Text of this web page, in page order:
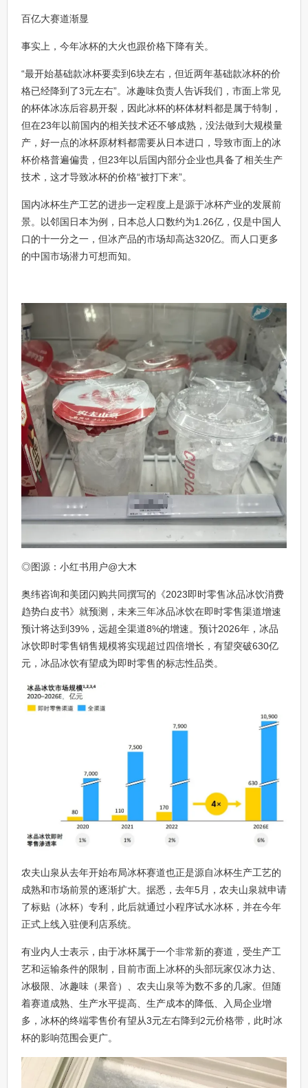
百亿大赛道渐显
事实上，今年冰杯的大火也跟价格下降有关。
“最开始基础款冰杯要卖到6块左右，但近两年基础款冰杯的价
格已经降到了3元左右”。冰趣味负责人告诉我们，市面上常见
的杯体冰冻后容易开裂，因此冰杯的杯体材料都是属于特制，
但在23年以前国内的相关技术还不够成熟，没法做到大规模量
产，好一点的冰杯原材料都需要从日本进口，导致市面上的冰
杯价格普遍偏贵，但23年以后国内部分企业也具备了相关生产
技术，这才导致冰杯的价格“被打下来”。
国内冰杯生产工艺的进步一定程度上是源于冰杯产业的发展前
景。以邻国日本为例，日本总人口数约为1.26亿，仅是中国人
口的十一分之一，但冰产品的市场却高达320亿。而人口更多
的中国市场潜力可想而知。
◎图源：小红书用户@大木
奥纬咨询和美团闪购共同撰写的《2023即时零售冰品冰饮消费
趋势白皮书》就预测，未来三年冰品冰饮在即时零售渠道增速
预计将达到39%，远超全渠道8%的增速。预计2026年，冰品
冰饮即时零售销售规模将实现超过四倍增长，有望突破630亿
元，冰品冰饮有望成为即时零售的标志性品类。
农夫山泉从去年开始布局冰杯赛道也正是源自冰杯生产工艺的
成熟和市场前景的逐渐扩大。据悉，去年5月，农夫山泉就申请
了标贴（冰杯）专利，此后就通过小程序试水冰杯，并在今年
正式上线入驻便利店系统。
有业内人士表示，由于冰杯属于一个非常新的赛道，受生产工
艺和运输条件的限制，目前市面上冰杯的头部玩家仅冰力达、
冰极限、冰趣味（果音）、农夫山泉等为数不多的几家。但随
着赛道成熟、生产水平提高、生产成本的降低、入局企业增
多，冰杯的终端零售价有望从3元左右降到2元价格带，此时冰
杯的影响范围会更广。